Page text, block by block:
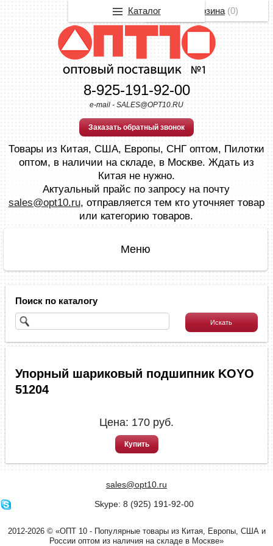
8-925-191-92-00
e-mail - SALES@OPT10.RU
Заказать обратный звонок
Товары из Китая, США, Европы, СНГ оптом, Пилотки
оптом, в наличии на складе, в Москве. Ждать из
Китая не нужно.
Актуальный прайс по запросу на почту
sales@opt10.ru, отправляется тем кто уточняет товар
или категорию товаров.
Поиск по каталогу
Упорный шариковый подшипник KOYO
51204
Цена: 170 руб.
Купить
sales@opt10.ru
Skype: 8 (925) 191-92-00
2012-2026 © «ОПТ 10 - Популярные товары из Китая, Европы, США и
России оптом из наличия на складе в Москве»
Корзина(0)
Каталог